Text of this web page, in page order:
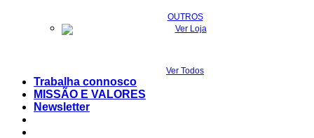
OUTROS
Ver Todos
Trabalha connosco
MISSÃO E VALORES
Newsletter